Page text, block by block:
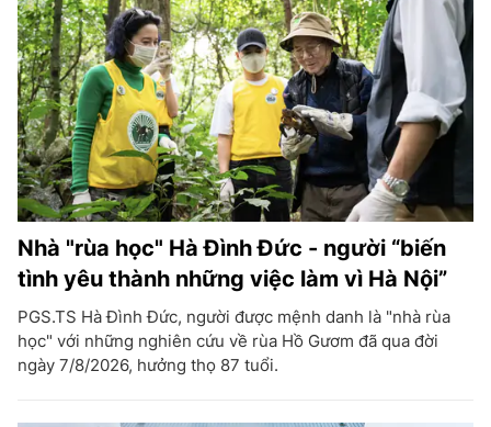
Nhà "rùa học" Hà Đình Đức - người “biến
tình yêu thành những việc làm vì Hà Nội”
PGS.TS Hà Đình Đức, người được mệnh danh là "nhà rùa
học" với những nghiên cứu về rùa Hồ Gươm đã qua đời
ngày 7/8/2026, hưởng thọ 87 tuổi.